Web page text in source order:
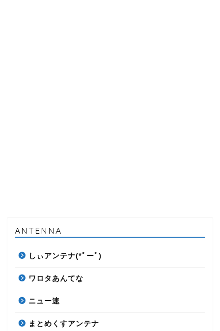
ANTENNA
しぃアンテナ(*ﾟーﾟ)
ワロタあんてな
ニュー速
まとめくすアンテナ